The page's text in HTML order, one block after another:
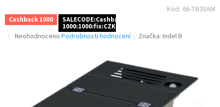
Kód: 66-TB35AM
Cashback 1000 SALECODE:Cashback
1000:1000:fix:CZK
Průměrné
hvězdiček.
Neohodnoceno Podrobnosti hodnocení Značka:Indel B